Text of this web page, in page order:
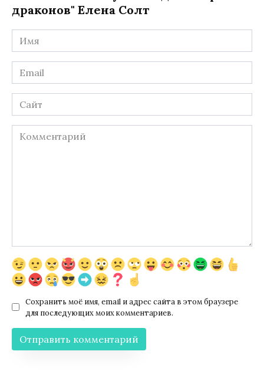
драконов" Елена Солт
Имя
*
Email
*
Сайт
Комментарий
Сохранить моё имя, email и адрес сайта в этом браузере
для последующих моих комментариев.